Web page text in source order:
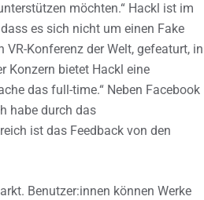
möchten.“ Hackl ist im
es sich nicht um einen Fake
VR-Konferenz der Welt, gefeaturt, in
Konzern bietet Hackl eine
das full-time.“ Neben Facebook
habe durch das
ist das Feedback von den
Benutzer:innen können Werke